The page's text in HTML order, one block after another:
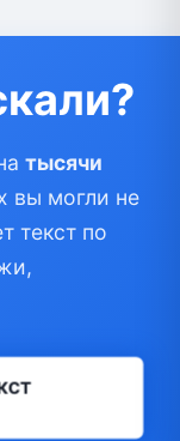
тысячи
вы могли не
текст по